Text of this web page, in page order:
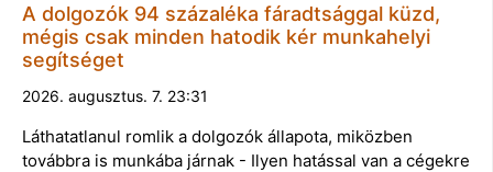
A dolgozók 94 százaléka fáradtsággal küzd,
mégis csak minden hatodik kér munkahelyi
segítséget
2026. augusztus. 7. 23:31
Láthatatlanul romlik a dolgozók állapota, miközben
továbbra is munkába járnak - Ilyen hatással van a cégekre